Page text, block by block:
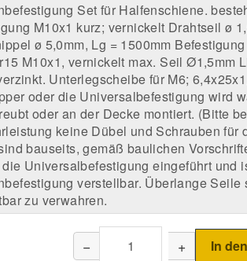
Set für Halfenschiene.
M10x1 kurz; vernickelt Drahtseil ø
ø 5,0mm, Lg = 1500mm
M10x1, vernickelt max. Seil Ø1,5mm
Unterlegscheibe für M6;
oder die Universalbefestigung wird
oder an der Decke montiert. (Bitte
keine Dübel und Schrauben für
bauseits, gemäß baulichen
Universalbefestigung eingeführt und
verstellbar. Überlange
zu verwahren.
− + In